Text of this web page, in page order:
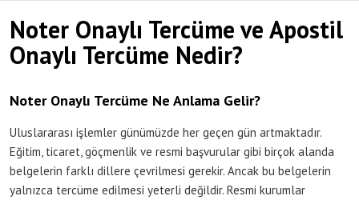
Noter Onaylı Tercüme ve Apostil
Onaylı Tercüme Nedir?
Noter Onaylı Tercüme Ne Anlama Gelir?
Uluslararası işlemler günümüzde her geçen gün artmaktadır.
Eğitim, ticaret, göçmenlik ve resmi başvurular gibi birçok alanda
belgelerin farklı dillere çevrilmesi gerekir. Ancak bu belgelerin
yalnızca tercüme edilmesi yeterli değildir. Resmi kurumlar